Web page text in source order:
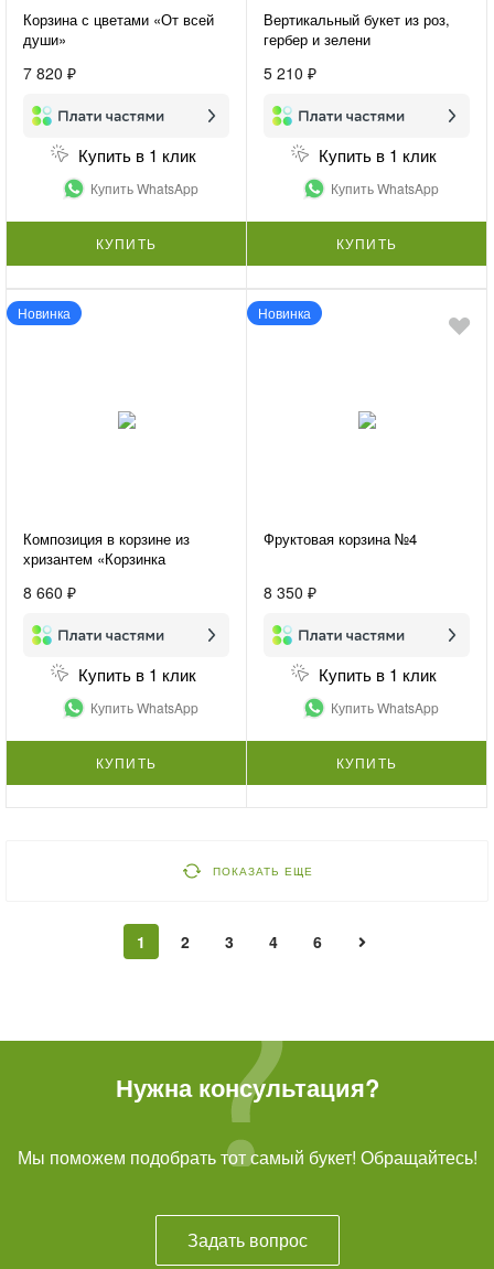
Корзина с цветами «От всей
души»
7 820 ₽
Купить в 1 клик
Купить WhatsApp
КУПИТЬ
Вертикальный букет из роз,
гербер и зелени
5 210 ₽
Купить в 1 клик
Купить WhatsApp
КУПИТЬ
Новинка
Композиция в корзине из
хризантем «Корзинка
8 660 ₽
Купить в 1 клик
Купить WhatsApp
КУПИТЬ
Новинка
Фруктовая корзина №4
8 350 ₽
Купить в 1 клик
Купить WhatsApp
КУПИТЬ
ПОКАЗАТЬ ЕЩЕ
1 2 3 4 6
Нужна консультация?
Мы поможем подобрать тот самый букет! Обращайтесь!
Задать вопрос